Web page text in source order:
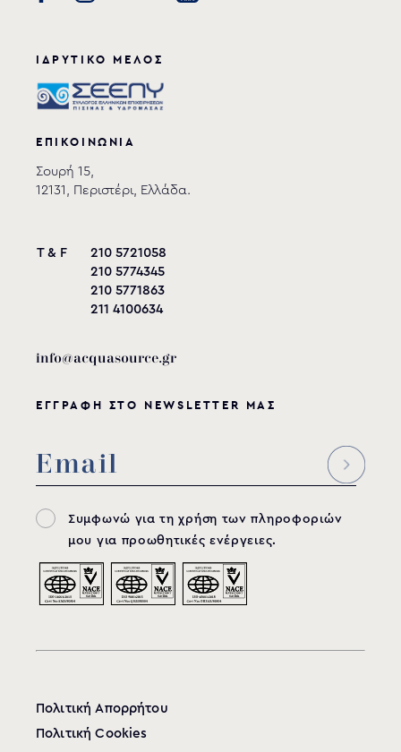
ΙΔΡΥΤΙΚΟ ΜΕΛΟΣ
ΕΠΙΚΟΙΝΩΝΙΑ
Σουρή 15,
12131, Περιστέρι, Ελλάδα.
T & F
210 5721058
210 5774345
210 5771863
211 4100634
info@acquasource.gr
ΕΓΓΡΑΦΗ ΣΤΟ NEWSLETTER ΜΑΣ
Συμφωνώ για τη χρήση των πληροφοριών
μου για προωθητικές ενέργειες.
Πολιτική Απορρήτου
Πολιτική Cookies